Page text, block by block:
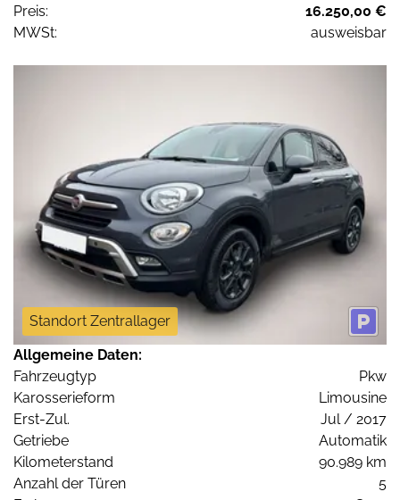
Preis:
16.250,00 €
MWSt:
ausweisbar
Standort Zentrallager
Allgemeine Daten:
Fahrzeugtyp
Pkw
Karosserieform
Limousine
Erst-Zul.
Jul / 2017
Getriebe
Automatik
Kilometerstand
90.989 km
Anzahl der Türen
5